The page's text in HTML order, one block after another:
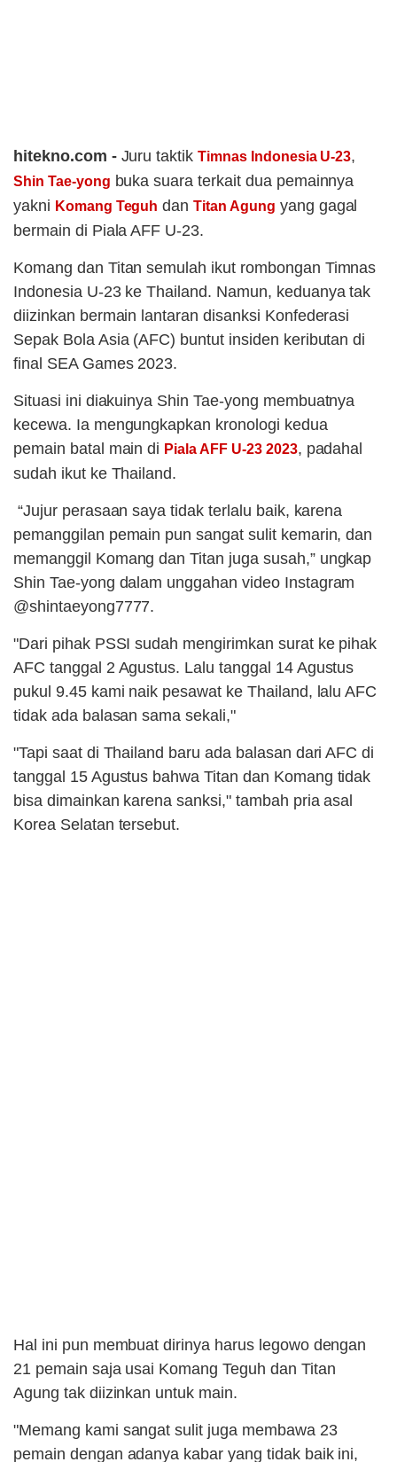
hitekno.com - Juru taktikTimnas Indonesia U-23,
Shin Tae-yong buka suara terkait dua pemainnya
yakni Komang Teguh danTitan Agung yang gagal
bermain di Piala AFF U-23.
Komang dan Titan semulah ikut rombongan Timnas
Indonesia U-23 ke Thailand. Namun, keduanya tak
diizinkan bermain lantaran disanksi Konfederasi
Sepak Bola Asia (AFC) buntut insiden keributan di
final SEA Games 2023.
Situasi ini diakuinya Shin Tae-yong membuatnya
kecewa. Ia mengungkapkan kronologi kedua
pemain batal main di Piala AFF U-23 2023, padahal
sudah ikut ke Thailand.
“Jujur perasaan saya tidak terlalu baik, karena
pemanggilan pemain pun sangat sulit kemarin, dan
memanggil Komang dan Titan juga susah,” ungkap
Shin Tae-yong dalam unggahan video Instagram
@shintaeyong7777.
"Dari pihak PSSI sudah mengirimkan surat ke pihak
AFC tanggal 2 Agustus. Lalu tanggal 14 Agustus
pukul 9.45 kami naik pesawat ke Thailand, lalu AFC
tidak ada balasan sama sekali,"
"Tapi saat di Thailand baru ada balasan dari AFC di
tanggal 15 Agustus bahwa Titan dan Komang tidak
bisa dimainkan karena sanksi," tambah pria asal
Korea Selatan tersebut.
Hal ini pun membuat dirinya harus legowo dengan
21 pemain saja usai Komang Teguh dan Titan
Agung tak diizinkan untuk main.
"Memang kami sangat sulit juga membawa 23
pemain dengan adanya kabar yang tidak baik ini,